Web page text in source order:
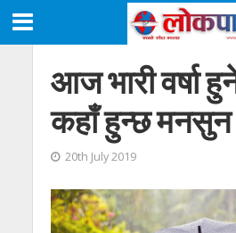
आज भारी वर्षा
कहाँ हुन्छ
20th July 2019